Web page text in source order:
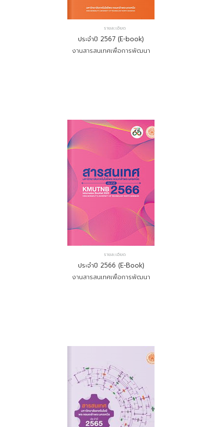
รายละเอียด
ประจำปี 2567 (E-book)
งานสารสนเทศเพื่อการพัฒนา
รายละเอียด
ประจำปี 2566 (E-Book)
งานสารสนเทศเพื่อการพัฒนา